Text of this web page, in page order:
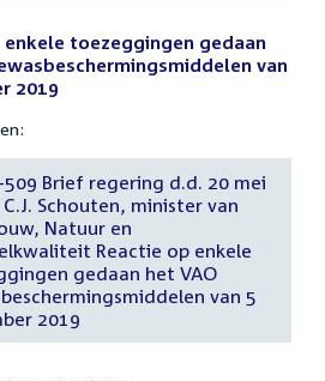
enkele toezeggingen gedaan
van
2019
Brief regering d.d. 20 mei
Schouten, minister van
Natuur en
Reactie op enkele
gedaan het VAO
van 5
2019